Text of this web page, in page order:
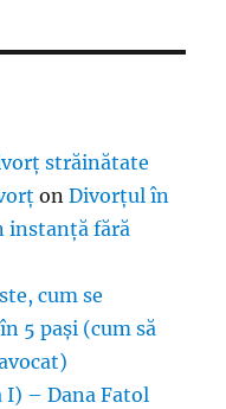
străinătate
onDivorțul în
instanță fără
cum se
5 pași (cum să
I) – Dana Fatol